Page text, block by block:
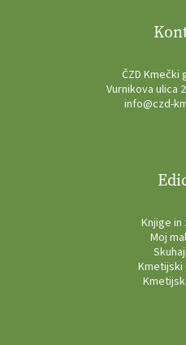
ČZD Kmečki
Vurnikova ulica
info@czd-
Knjige in
Moj
Kmetijski